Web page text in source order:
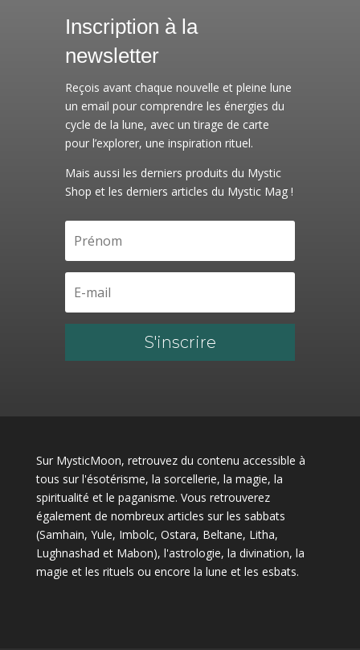
Inscription à la
newsletter
Reçois avant chaque nouvelle et pleine lune
un email pour comprendre les énergies du
cycle de la lune, avec un tirage de carte
pour l’explorer, une inspiration rituel.
Mais aussi les derniers produits du Mystic
Shop et les derniers articles du Mystic Mag !
S'inscrire
Sur MysticMoon, retrouvez du contenu accessible à
tous sur l'ésotérisme, la sorcellerie, la magie, la
spiritualité et le paganisme. Vous retrouverez
également de nombreux articles sur les sabbats
(Samhain, Yule, Imbolc, Ostara, Beltane, Litha,
Lughnashad et Mabon), l'astrologie, la divination, la
magie et les rituels ou encore la lune et les esbats.